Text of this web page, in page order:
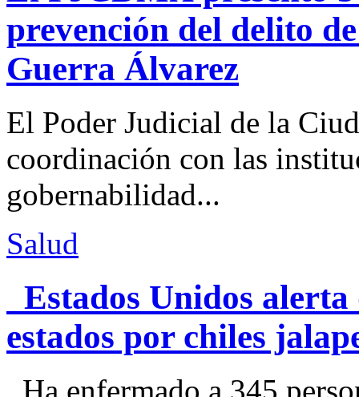
prevención del delito
Guerra Álvarez
El Poder Judicial de la
coordinación con las
gobernabilidad...
Salud
Estados Unidos alerta
estados por chiles
Ha enfermado a 345